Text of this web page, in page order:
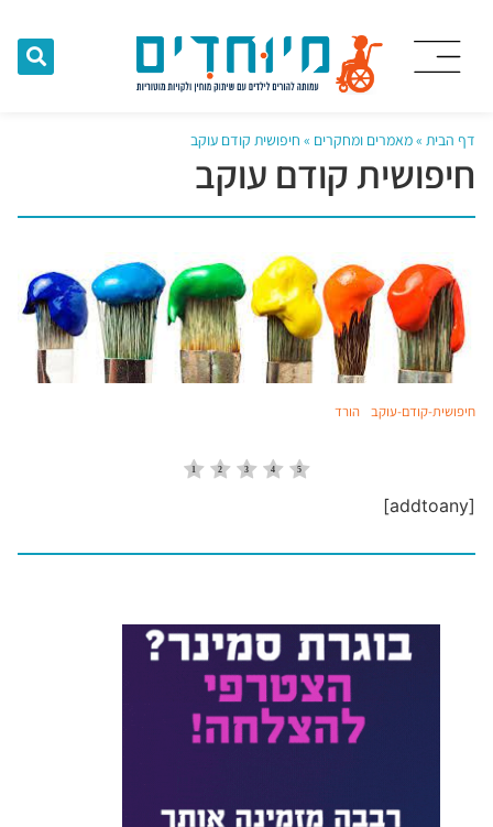
דף הבית »מאמרים ומחקרים » חיפושית קודם עוקב
חיפושית קודם עוקב
חיפושית-קודם-עוקב הורד
[addtoany]